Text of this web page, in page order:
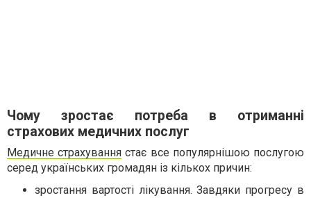
Чому зростає потреба в отриманні
страхових медичних послуг
Медичне страхування стає все популярнішою послугою
серед українських громадян із кількох причин:
зростання вартості лікування. Завдяки прогресу в